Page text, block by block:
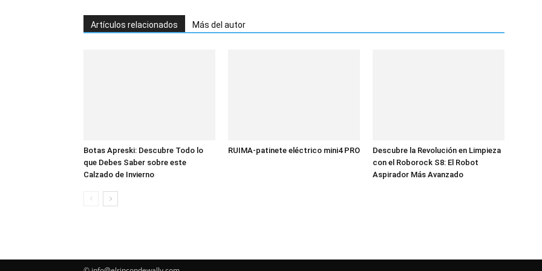
Artículos relacionados Más del autor
Botas Apreski: Descubre Todo lo
que Debes Saber sobre este
Calzado de Invierno
RUIMA-patinete eléctrico mini4 PRO
Descubre la Revolución en Limpieza
con el Roborock S8: El Robot
Aspirador Más Avanzado